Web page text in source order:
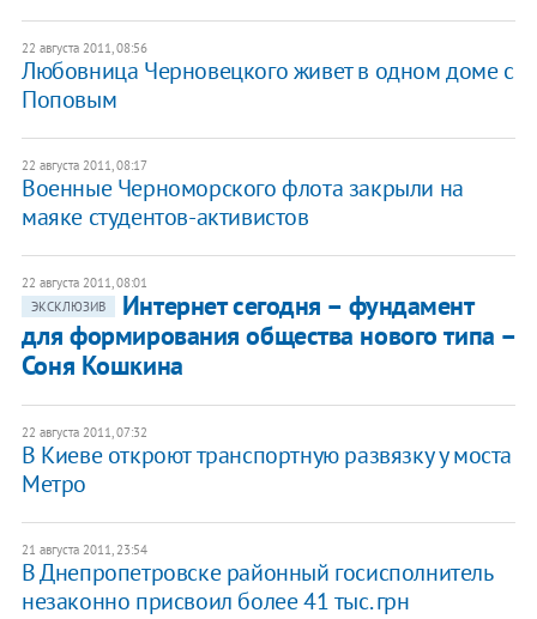
22 августа 2011, 08:56
Любовница Черновецкого живет в одном доме с
Поповым
22 августа 2011, 08:17
Военные Черноморского флота закрыли на
маяке студентов-активистов
22 августа 2011, 08:01
ЭКСКЛЮЗИВ
Интернет сегодня – фундамент
для формирования общества нового типа –
Соня Кошкина
22 августа 2011, 07:32
В Киеве откроют транспортную развязку у моста
Метро
21 августа 2011, 23:54
В Днепропетровске районный госисполнитель
незаконно присвоил более 41 тыс. грн